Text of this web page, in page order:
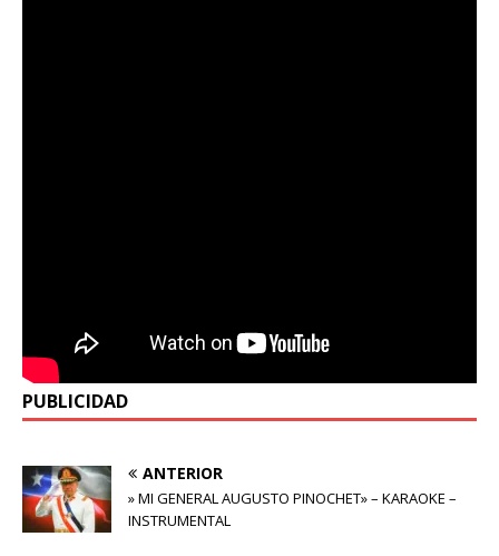
PUBLICIDAD
ANTERIOR
» MI GENERAL AUGUSTO PINOCHET» – KARAOKE –
INSTRUMENTAL